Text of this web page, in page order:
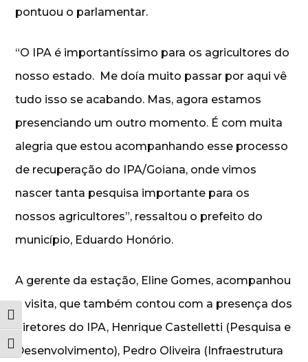
Alternar alto contraste
Alternar tamanho da fonte
pontuou o parlamentar.
“O IPA é importantíssimo para os agricultores do
nosso estado. Me doía muito passar por aqui vê
tudo isso se acabando. Mas, agora estamos
presenciando um outro momento. É com muita
alegria que estou acompanhando esse processo
de recuperação do IPA/Goiana, onde vimos
nascer tanta pesquisa importante para os
nossos agricultores”, ressaltou o prefeito do
município, Eduardo Honório.
A gerente da estação, Eline Gomes, acompanhou
a visita, que também contou com a presença dos
diretores do IPA, Henrique Castelletti (Pesquisa e
Desenvolvimento), Pedro Oliveira (Infraestrutura